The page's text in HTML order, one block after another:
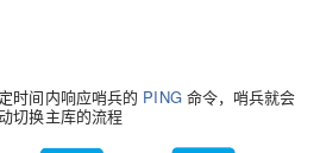
时间内响应哨兵的 PING命令，哨兵就会
切换主库的流程